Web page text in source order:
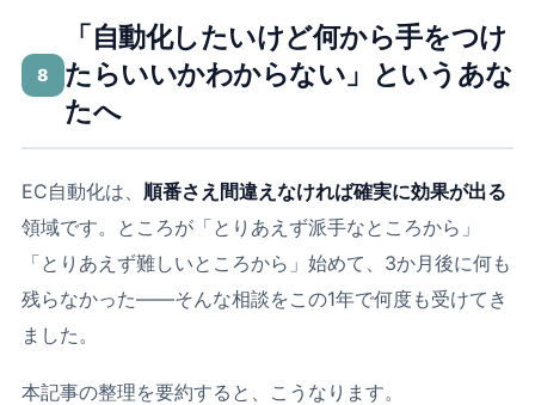
8
「自動化したいけど何から手をつけ
たらいいかわからない」というあな
たへ
EC自動化は、 順番さえ間違えなければ確実に効果が出る
領域です。ところが「とりあえず派手なところから」
「とりあえず難しいところから」始めて、3か月後に何も
残らなかった――そんな相談をこの1年で何度も受けてき
ました。
本記事の整理を要約すると、こうなります。